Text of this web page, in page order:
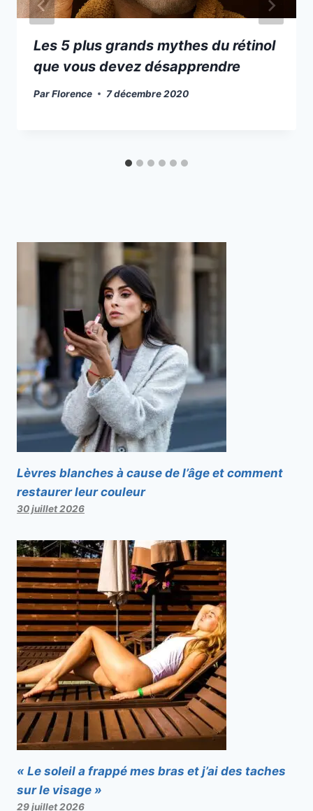
Les 5 plus grands mythes du rétinol
que vous devez désapprendre
ParFlorence 7 décembre 2020
Lèvres blanches à cause de l’âge et comment
restaurer leur couleur
30 juillet 2026
« Le soleil a frappé mes bras et j’ai des taches
sur le visage »
29 juillet 2026